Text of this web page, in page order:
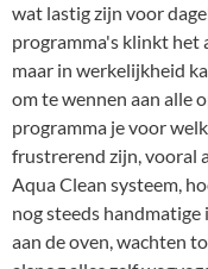
wat lastig zijn voor
programma's klinkt het
maar in werkelijkheid
om te wennen aan alle
programma je voor
frustrerend zijn, vooral
Aqua Clean systeem,
nog steeds
aan de oven, wachten